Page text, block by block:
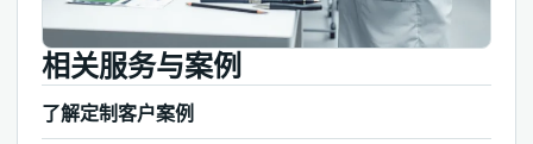
相关服务与案例
了解定制客户案例